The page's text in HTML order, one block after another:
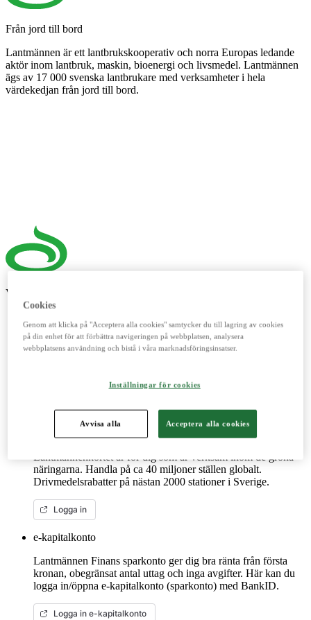
Från jord till bord
Lantmännen är ett lantbrukskooperativ och norra Europas ledande
aktör inom lantbruk, maskin, bioenergi och livsmedel. Lantmännen
ägs av 17 000 svenska lantbrukare med verksamheter i hela
värdekedjan från jord till bord.
Våra digitala verktyg
Detta digitala verktyg vänder sig till dig som lantbrukare. Här
handlar du spannmål, utför kassatjänster, beställer foder och
Lantmännenkortet är för dig som är verksam inom de gröna
näringarna. Handla på ca 40 miljoner ställen globalt.
Drivmedelsrabatter på nästan 2000 stationer i Sverige.
Logga in
e-kapitalkonto
Lantmännen Finans sparkonto ger dig bra ränta från första
kronan, obegränsat antal uttag och inga avgifter. Här kan du
logga in/öppna e-kapitalkonto (sparkonto) med BankID.
Logga in e-kapitalkonto
Cookies
Genom att klicka på "Acceptera alla cookies" samtycker du till lagring av cookies
på din enhet för att förbättra navigeringen på webbplatsen, analysera
webbplatsens användning och bistå i våra marknadsföringsinsatser.
Inställningar för cookies
Avvisa alla Acceptera alla cookies